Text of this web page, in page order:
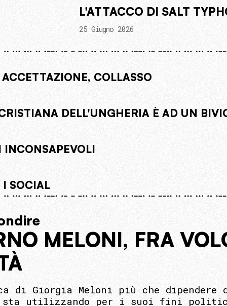
L'ATTACCO DI SALT
25 Giugno 2026
COLLASSO
DELL'UNGHERIA È AD UN
INCONSAPEVOLI
SOCIAL
MELONI, FRA
di Giorgia Meloni più che dipendere
sta utilizzando per i suoi fini